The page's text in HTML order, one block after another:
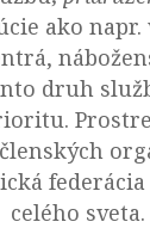
ako napr.
druh
sveta.